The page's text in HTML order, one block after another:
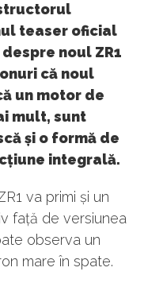
teaser oficial
noul ZR1
că noul
un motor de
mult, sunt
și o formă de
integrală.
va primi și un
față de versiunea
observa un
mare în spate.